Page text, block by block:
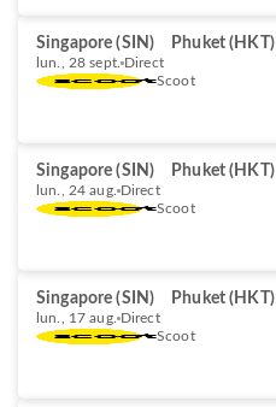
Singapore (SIN) Phuket (HKT)
lun., 28 sept. Direct
Scoot
Singapore (SIN) Phuket (HKT)
lun., 24 aug. Direct
Scoot
Singapore (SIN) Phuket (HKT)
lun., 17 aug. Direct
Scoot